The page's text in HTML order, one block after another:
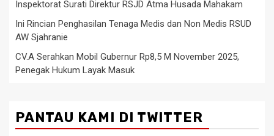
Inspektorat Surati Direktur RSJD Atma Husada Mahakam
Ini Rincian Penghasilan Tenaga Medis dan Non Medis RSUD
AW Sjahranie
CV.A Serahkan Mobil Gubernur Rp8,5 M November 2025,
Penegak Hukum Layak Masuk
PANTAU KAMI DI TWITTER